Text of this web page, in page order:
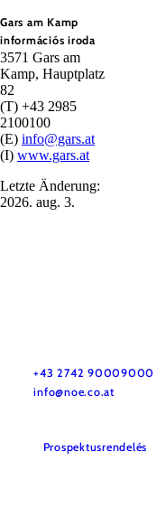
Gars am Kamp
információs iroda
3571 Gars am
Kamp, Hauptplatz
82
(T) +43 2985
2100100
(E) info@gars.at
(I) www.gars.at
Letzte Änderung:
2026. aug. 3.
+43 2742 90009000
info@noe.co.at
Prospektusrendelés